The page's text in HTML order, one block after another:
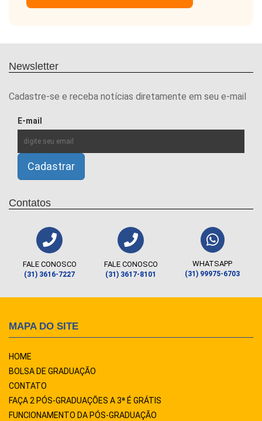
Newsletter
Cadastre-se e receba notícias diretamente em seu e-mail
E-mail
Contatos
FALE CONOSCO
(31) 3616-7227
FALE CONOSCO
(31) 3617-8101
WHATSAPP
(31) 99975-6703
MAPA DO SITE
HOME
BOLSA DE GRADUAÇÃO
CONTATO
FAÇA 2 PÓS-GRADUAÇÕES A 3ª É GRÁTIS
FUNCIONAMENTO DA PÓS-GRADUAÇÃO